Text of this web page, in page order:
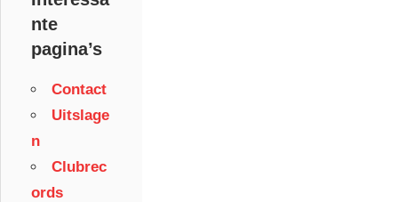
nte
pagina’s
Contact
Uitslage
n
Clubrec
ords